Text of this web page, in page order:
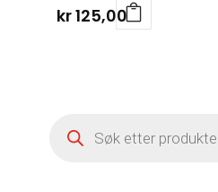
kr125,00
search